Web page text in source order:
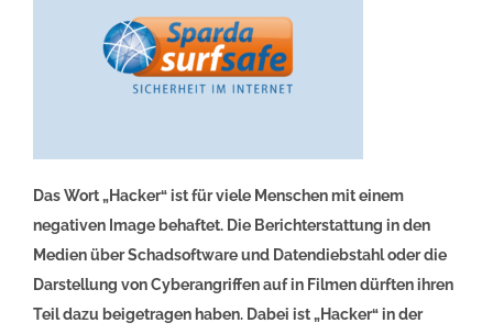
Das Wort „Hacker“ ist für viele Menschen mit einem
negativen Image behaftet. Die Berichterstattung in den
Medien über Schadsoftware und Datendiebstahl oder die
Darstellung von Cyberangriffen auf in Filmen dürften ihren
Teil dazu beigetragen haben. Dabei ist „Hacker“ in der